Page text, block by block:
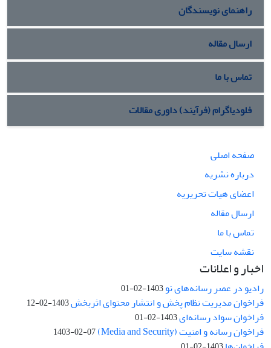
راهنمای نویسندگان
ارسال مقاله
تماس با ما
فلودیاگرام (فرآیند) داوری مقالات
صفحه اصلی
درباره نشریه
اعضای هیات تحریریه
ارسال مقاله
تماس با ما
نقشه سایت
اخبار و اعلانات
رادیو در عصر رسانه‌های نو1403-02-01
فراخوان مدیریت نظام پخش و انتشار محتوای اثربخش1403-02-12
فراخوان سواد رسانه‌ای1403-02-01
فراخوان رسانه و امنیت (Media and Security) 1403-02-07